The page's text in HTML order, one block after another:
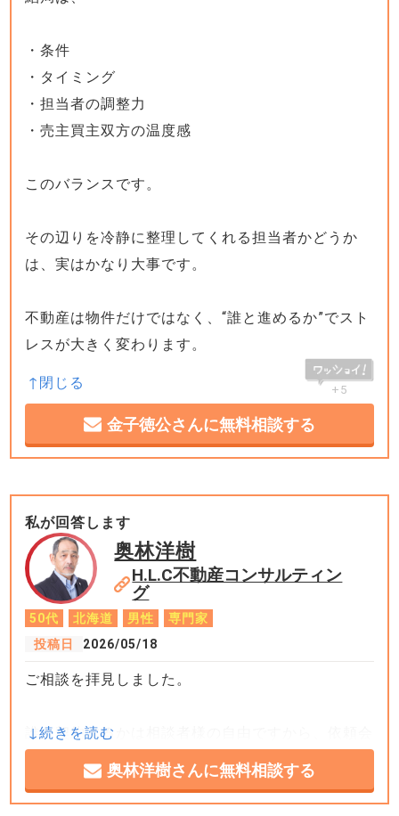
・条件
・タイミング
・担当者の調整力
・売主買主双方の温度感
このバランスです。
その辺りを冷静に整理してくれる担当者かどうか
は、実はかなり大事です。
不動産は物件だけではなく、“誰と進めるか”でスト
レスが大きく変わります。
+5
金子徳公さんに無料相談する
私が回答します
奥林洋樹
H.L.C不動産コンサルティン
グ
50代 北海道 男性
専門家
投稿日
2026/05/18
ご相談を拝見しました。
誰と契約するかは相談者様の自由ですから、依頼会
社に意向を伝えること自体は何ら問題もありませ
ん。ですが、買付証明が差し入れられるなど具体的
奥林洋樹さんに無料相談する